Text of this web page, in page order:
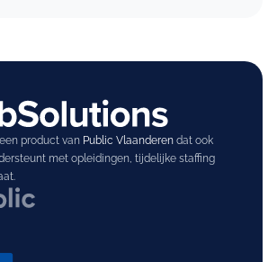
product van Public Vlaanderendat ook
met opleidingen, tijdelijke staffing